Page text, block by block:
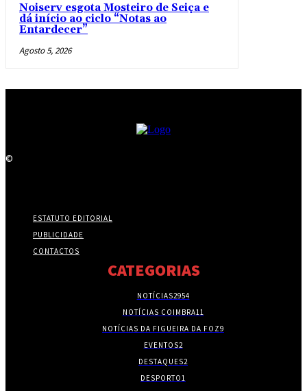
Noiserv esgota Mosteiro de Seiça e
dá início ao ciclo “Notas ao
Entardecer”
Agosto 5, 2026
©
ESTATUTO EDITORIAL
PUBLICIDADE
CONTACTOS
CATEGORIAS
NOTÍCIAS2954
NOTÍCIAS COIMBRA11
NOTÍCIAS DA FIGUEIRA DA FOZ9
EVENTOS2
DESTAQUES2
DESPORTO1